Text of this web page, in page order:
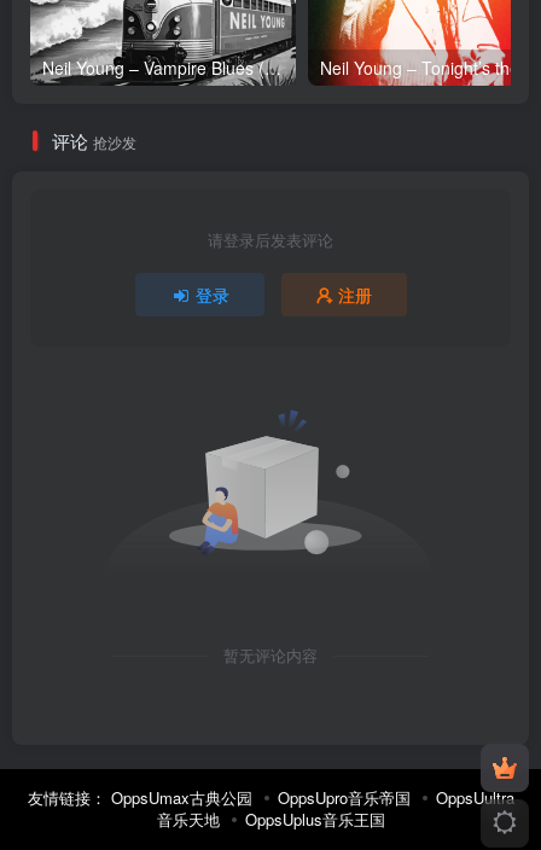
Neil Young – Vampire Blues (Live) – Single(054391239303)【24bit／96.0kHz】土耳其区
评论 抢沙发
请登录后发表评论
登录 注册
暂无评论内容
友情链接： OppsUmax古典公园 OppsUpro音乐帝国
OppsUultra
音乐天地
OppsUplus音乐王国